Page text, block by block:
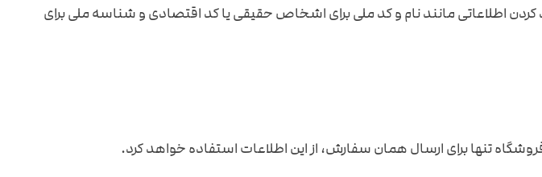
کردن اطلاعاتی مانند نام و کد ملی برای اشخاص حقیقی یا کد اقتصادی و شناسه ملی برای
تنها برای ارسال همان سفارش، از این اطلاعات استفاده خواهد کرد.